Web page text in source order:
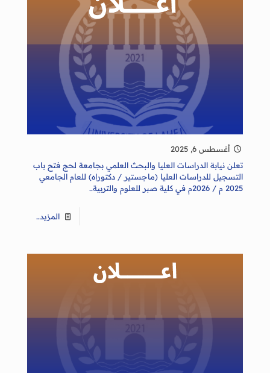
أغسطس 6, 2025
تعلن نيابة الدراسات العليا والبحث العلمي بجامعة لحج فتح باب
التسجيل للدراسات العليا (ماجستير / دكتوراه) للعام الجامعي
2025 م / 2026م في كلية صبر للعلوم والتربية..
المزيد..